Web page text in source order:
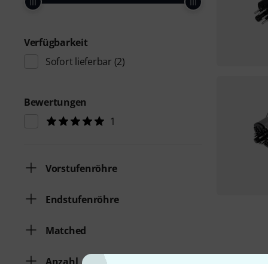
Verfügbarkeit
Sofort lieferbar (2)
Bewertungen
1
Vorstufenröhre
Endstufenröhre
Matched